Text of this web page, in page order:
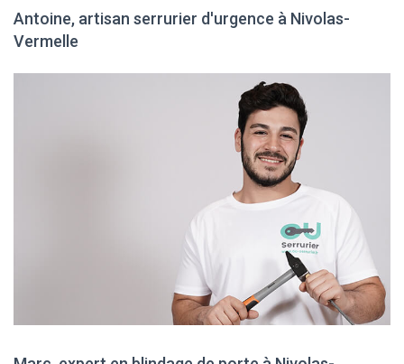
Antoine, artisan serrurier d'urgence à Nivolas-
Vermelle